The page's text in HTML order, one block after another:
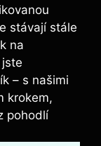
stávají stále
na
​– s našimi
krokem,
pohodlí